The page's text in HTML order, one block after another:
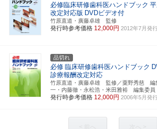
必修臨床研修歯科医ハンドブック
改定対応版 DVDビデオ付
竹原直道・廣藤卓雄 監修
発行時参考価格 12,000円 2012年7月発
品切れ
必修 臨床研修歯科医ハンドブック
診療報酬改定対応
竹原直道・廣藤卓雄 監修／粟野秀慈 編
一・内藤徹・永松浩・米田雅裕 編集委員
発行時参考価格 12,000円 2006年5月発